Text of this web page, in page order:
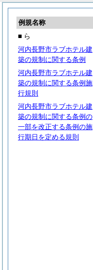
例規名称
■ ら
河内長野市ラブホテル建
築の規制に関する条例
河内長野市ラブホテル建
築の規制に関する条例施
行規則
河内長野市ラブホテル建
築の規制に関する条例の
一部を改正する条例の施
行期日を定める規則